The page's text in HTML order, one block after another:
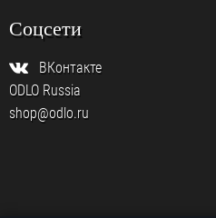
Соцсети
ВКонтакте
ODLO Russia
shop@odlo.ru